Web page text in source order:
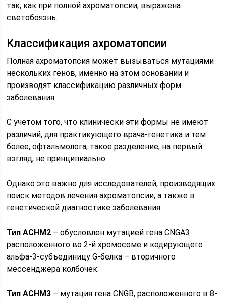
так, как при полной ахроматопсии, выражена
светобоязнь.
Классификация ахроматопсии
Полная ахроматопсия может вызываться мутациями
нескольких генов, именно на этом основании и
производят классификацию различных форм
заболевания.
С учетом того, что клинически эти формы не имеют
различий, для практикующего врача-генетика и тем
более, офтальмолога, такое разделение, на первый
взгляд, не принципиально.
Однако это важно для исследователей, производящих
поиск методов лечения ахроматопсии, а также в
генетической диагностике заболевания.
Тип ACHM2 – обусловлен мутацией гена CNGA3
расположенного во 2-й хромосоме и кодирующего
альфа-3-субъединицу G-белка – вторичного
мессенджера колбочек.
Тип ACHM3 – мутация гена CNGB, расположенного в 8-